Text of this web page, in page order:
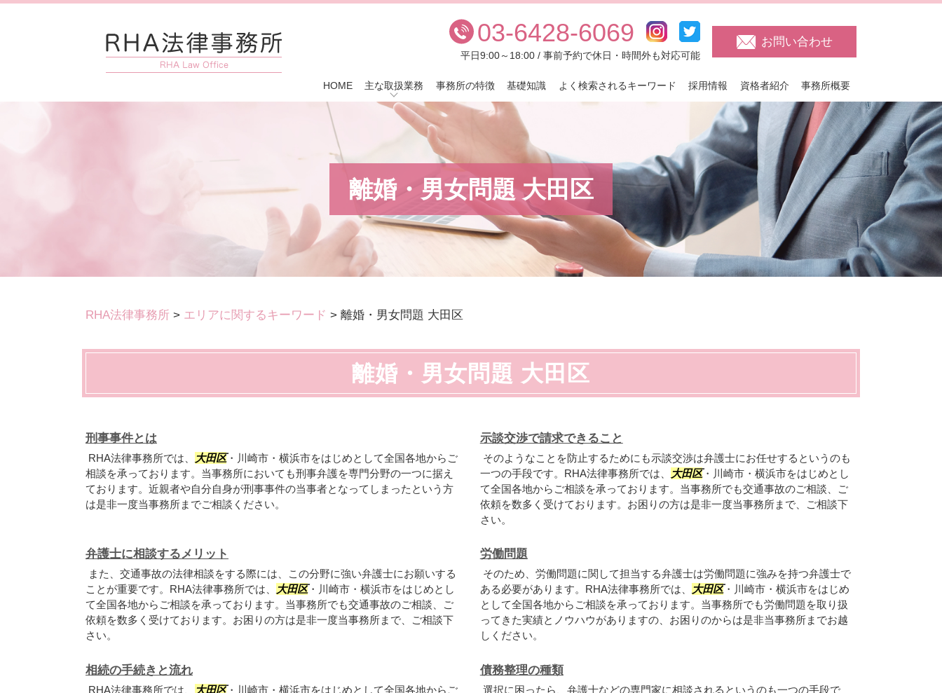
離婚・男女問題 大田区
03-6428-6069
平日9:00～18:00 / 事前予約で休日・時間外も対応可能
お問い合わせ
HOME 主な取扱業務 事務所の特徴 基礎知識 よく検索されるキーワード 採用情報 資格者紹介 事務所概要
RHA法律事務所 > エリアに関するキーワード > 離婚・男女問題 大田区
離婚・男女問題 大田区
刑事事件とは
RHA法律事務所では、 大田区・川崎市・横浜市をはじめとして全国各地からご
相談を承っております。当事務所においても刑事弁護を専門分野の一つに据え
ております。近親者や自分自身が刑事事件の当事者となってしまったという方
は是非一度当事務所までご相談ください。
示談交渉で請求できること
そのようなことを防止するためにも示談交渉は弁護士にお任せするというのも
一つの手段です。RHA法律事務所では、
大田区・川崎市・横浜市をはじめとし
て全国各地からご相談を承っております。当事務所でも交通事故のご相談、ご
依頼を数多く受けております。お困りの方は是非一度当事務所まで、ご相談下
さい。
弁護士に相談するメリット
また、交通事故の法律相談をする際には、この分野に強い弁護士にお願いする
ことが重要です。RHA法律事務所では、
大田区・川崎市・横浜市をはじめとし
て全国各地からご相談を承っております。当事務所でも交通事故のご相談、ご
依頼を数多く受けております。お困りの方は是非一度当事務所まで、ご相談下
さい。
労働問題
そのため、労働問題に関して担当する弁護士は労働問題に強みを持つ弁護士で
ある必要があります。RHA法律事務所では、
大田区・川崎市・横浜市をはじめ
として全国各地からご相談を承っております。当事務所でも労働問題を取り扱
ってきた実績とノウハウがありますの、お困りのからは是非当事務所までお越
しください。
相続の手続きと流れ
RHA法律事務所では、 大田区・川崎市・横浜市をはじめとして全国各地からご
債務整理の種類
選択に困ったら、弁護士などの専門家に相談されるというのも一つの手段で